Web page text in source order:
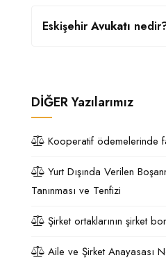
Eskişehir Avukatı
DİĞERYazılarımız
Kooperatif ödemelerinde
Yurt Dışında Verilen
Tanınması ve Tenfizi
Şirket ortaklarının şirket
Aile ve Şirket Anayasası